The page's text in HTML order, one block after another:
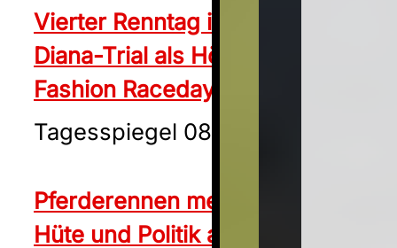
Vierter Renntag in Hoppegarten:
Diana-Trial als Höhepunkt beim
Fashion Raceday
Tagesspiegel 08.06.2024
Pferderennen meets Europawahl:
Hüte und Politik auf der